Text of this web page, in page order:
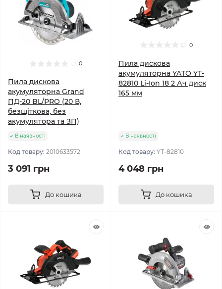
0
Пила дискова
акумуляторна Grand
ПД-20 BL/PRO (20 В,
безщіткова, без
акумулятора та ЗП)
В наявності
Код товару: 2010633572
3 091 грн
До кошика
0
Пила дискова
акумуляторна YATO YT-
82810 Li-Ion 18 2 Ач диск
165 мм
В наявності
Код товару: YT-82810
4 048 грн
До кошика